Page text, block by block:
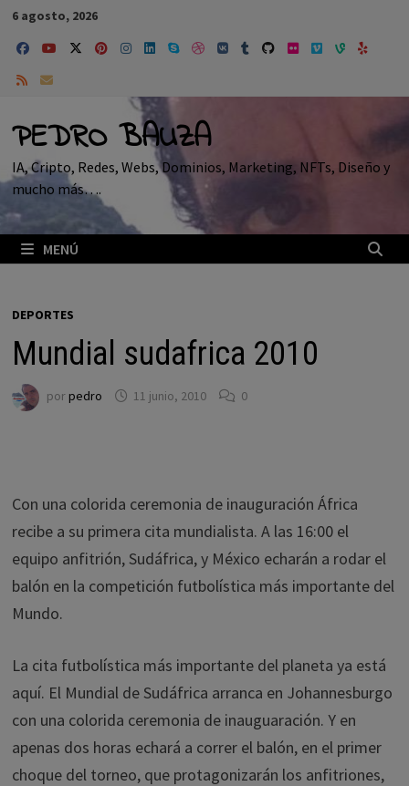
Saltar
contenido
6 agosto, 2026
PEDRO BAUZA
IA, Cripto, Redes, Webs, Dominios, Marketing, NFTs, Diseño y
mucho más….
MENÚ
DEPORTES
Mundial sudafrica 2010
porpedro 11 junio, 2010 0
Con una colorida ceremonia de inauguración África
recibe a su primera cita mundialista. A las 16:00 el
equipo anfitrión, Sudáfrica, y México echarán a rodar el
balón en la competición futbolística más importante del
Mundo.
La cita futbolística más importante del planeta ya está
aquí. El Mundial de Sudáfrica arranca en Johannesburgo
con una colorida ceremonia de inauguaración. Y en
apenas dos horas echará a correr el balón, en el primer
choque del torneo, que protagonizarán los anfitriones,